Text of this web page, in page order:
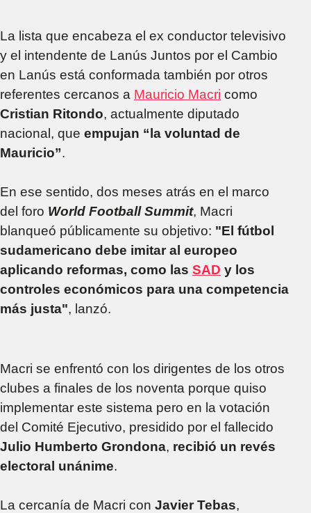
La lista que encabeza el ex conductor televisivo
y el intendente de Lanús Juntos por el Cambio
en Lanús está conformada también por otros
referentes cercanos a Mauricio Macri como
Cristian Ritondo, actualmente diputado
nacional, que empujan “la voluntad de
Mauricio”.
En ese sentido, dos meses atrás en el marco
del foro World Football Summit, Macri
blanqueó públicamente su objetivo: "El fútbol
sudamericano debe imitar al europeo
aplicando reformas, como las SAD y los
controles económicos para una competencia
más justa", lanzó.
Macri se enfrentó con los dirigentes de los otros
clubes a finales de los noventa porque quiso
implementar este sistema pero en la votación
del Comité Ejecutivo, presidido por el fallecido
Julio Humberto Grondona, recibió un revés
electoral unánime.
La cercanía de Macri con Javier Tebas,